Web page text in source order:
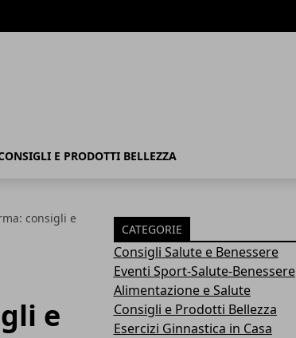
E PRODOTTI BELLEZZA
consigli e
e
CATEGORIE
Consigli Salute e Benessere
Eventi Sport-Salute-Benessere
Alimentazione e Salute
Consigli e Prodotti Bellezza
Esercizi Ginnastica in Casa